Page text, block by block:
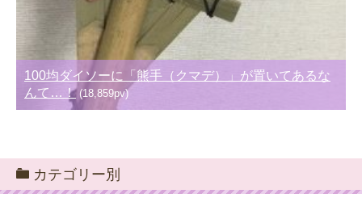
100均ダイソーに「熊手（クマデ）」が置いてあるな
んて…！ (18,859pv)
カテゴリー別